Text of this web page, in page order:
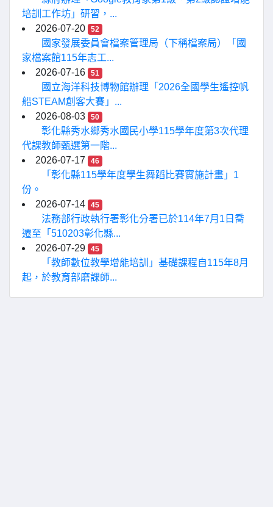
培訓工作坊」研習，...
2026-07-20
52
國家發展委員會檔案管理局（下稱檔案局）「國
家檔案館115年志工...
2026-07-16
51
國立海洋科技博物館辦理「2026全國學生遙控帆
船STEAM創客大賽」...
2026-08-03
50
彰化縣秀水鄉秀水國民小學115學年度第3次代理
代課教師甄選第一階...
2026-07-17
46
「彰化縣115學年度學生舞蹈比賽實施計畫」1
份。
2026-07-14
45
法務部行政執行署彰化分署已於114年7月1日喬
遷至「510203彰化縣...
2026-07-29
45
「教師數位教學增能培訓」基礎課程自115年8月
起，於教育部磨課師...